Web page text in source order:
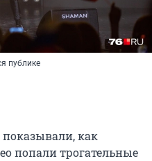
публике
как
попали трогательные